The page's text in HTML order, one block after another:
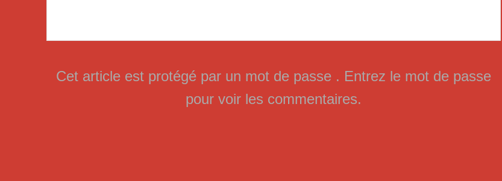
Cet article est protégé par un mot de passe . Entrez le mot de passe
pour voir les commentaires.